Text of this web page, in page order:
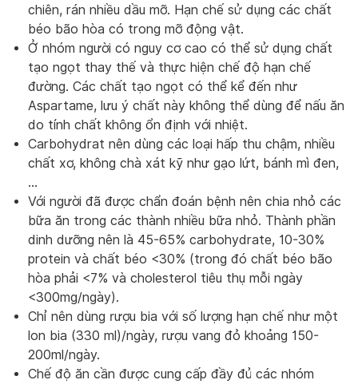
chiên, rán nhiều dầu mỡ. Hạn chế sử dụng các chất
béo bão hòa có trong mỡ động vật.
Ở nhóm người có nguy cơ cao có thể sử dụng chất
tạo ngọt thay thế và thực hiện chế độ hạn chế
đường. Các chất tạo ngọt có thể kể đến như
Aspartame, lưu ý chất này không thể dùng để nấu ăn
do tính chất không ổn định với nhiệt.
Carbohydrat nên dùng các loại hấp thu chậm, nhiều
chất xơ, không chà xát kỹ như gạo lứt, bánh mì đen,
…
Với người đã được chẩn đoán bệnh nên chia nhỏ các
bữa ăn trong các thành nhiều bữa nhỏ. Thành phần
dinh dưỡng nên là 45-65% carbohydrate, 10-30%
protein và chất béo <30% (trong đó chất béo bão
hòa phải <7% và cholesterol tiêu thụ mỗi ngày
<300mg/ngày).
Chỉ nên dùng rượu bia với số lượng hạn chế như một
lon bia (330 ml)/ngày, rượu vang đỏ khoảng 150-
200ml/ngày.
Chế độ ăn cần được cung cấp đầy đủ các nhóm